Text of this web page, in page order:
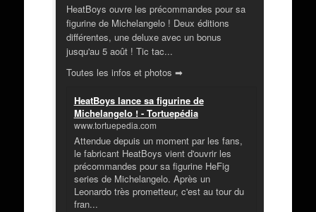
HeatBoys ouvre les précommandes pour sa
figurine de Michelangelo ! Deux éditions
différentes, une deluxe avec un bonus
jusqu'au 5 août ! Tic tac...
Toutes les infos et photos ➡
HeatBoys lance sa figurine de
Michelangelo ! - Tortuepédia
www.tortuepedia.com
Attendue depuis un moment par les fans,
le fabricant HeatBoys vient d'ouvrir les
précommandes pour sa figurine HeFig
series de Michelangelo. Après un
Leonardo très prometteur, c'est au tour du
fran...